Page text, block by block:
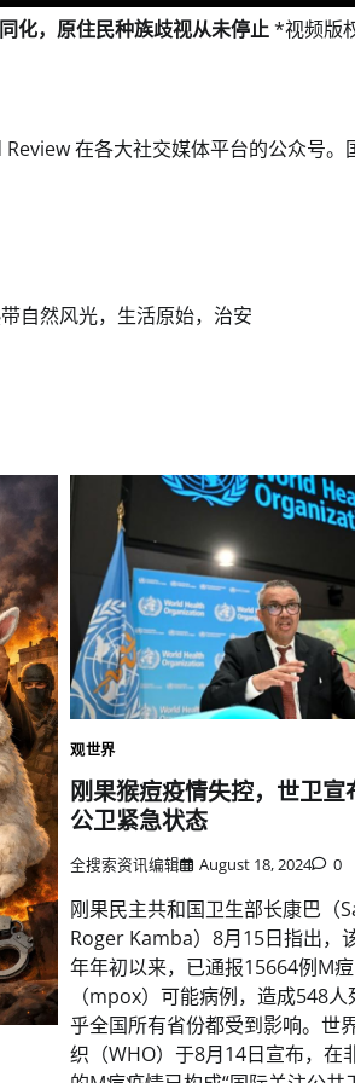
化，原住民种族歧视从未停止*视频版
在各大社交媒体平台的公众号。
自然风光，生活原始，治安
观世界
刚果猴痘疫情失控，世卫宣
公卫紧急状态
全搜索资讯编辑 August 18, 2024 0
刚果民主共和国卫生部长康巴（
Roger Kamba）8月15日指出，
年年初以来，已通报15664例M痘
（mpox）可能病例，造成548
乎全国所有省份都受到影响。世
织（WHO）于8月14日宣布，在